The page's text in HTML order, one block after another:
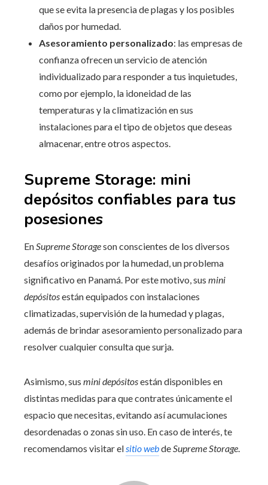
que se evita la presencia de plagas y los posibles
daños por humedad.
Asesoramiento personalizado: las empresas de
confianza ofrecen un servicio de atención
individualizado para responder a tus inquietudes,
como por ejemplo, la idoneidad de las
temperaturas y la climatización en sus
instalaciones para el tipo de objetos que deseas
almacenar, entre otros aspectos.
Supreme Storage: mini
depósitos confiables para tus
posesiones
EnSupreme Storageson conscientes de los diversos
desafíos originados por la humedad, un problema
significativo en Panamá. Por este motivo, sus mini
depósitosestán equipados con instalaciones
climatizadas, supervisión de la humedad y plagas,
además de brindar asesoramiento personalizado para
resolver cualquier consulta que surja.
Asimismo, sus mini depósitosestán disponibles en
distintas medidas para que contrates únicamente el
espacio que necesitas, evitando así acumulaciones
desordenadas o zonas sin uso. En caso de interés, te
recomendamos visitar elsitio webdeSupreme Storage.